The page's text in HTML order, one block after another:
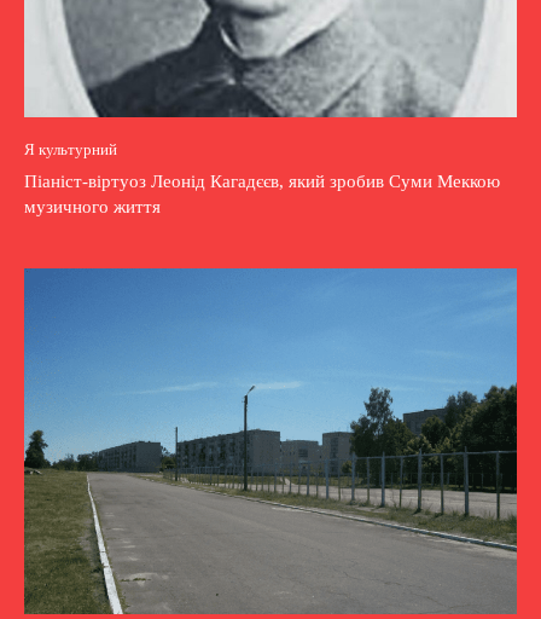
Я культурний
Піаніст-віртуоз Леонід Кагадєєв, який зробив Суми Меккою
музичного життя